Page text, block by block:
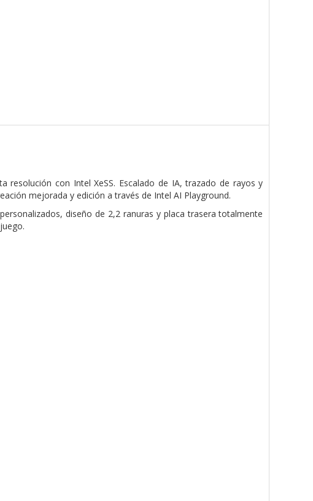
resolución con Intel XeSS. Escalado de IA, trazado de rayos y
mejorada y edición a través de Intel AI Playground.
diseño de 2,2 ranuras y placa trasera totalmente